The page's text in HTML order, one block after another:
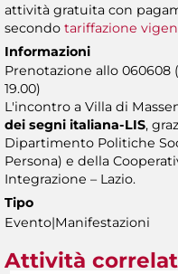
attività gratuita con
secondo tariffazione
Informazioni
Prenotazione allo
19.00)
L'incontro a Villa di
dei segni italiana-LIS,
Dipartimento Politiche
Persona) e della
Integrazione – Lazio.
Tipo
Evento|Manifestazioni
Attività